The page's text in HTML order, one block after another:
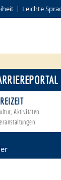
Leichte
Aktivitäten